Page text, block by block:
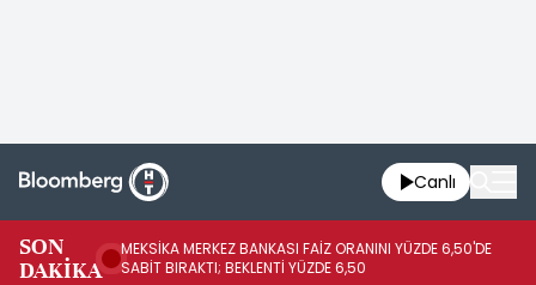
Canlı
SON
DAKİKA
MEKSİKA MERKEZ BANKASI FAİZ ORANINI YÜZDE 6,50'DE
SABİT BIRAKTI; BEKLENTİ YÜZDE 6,50